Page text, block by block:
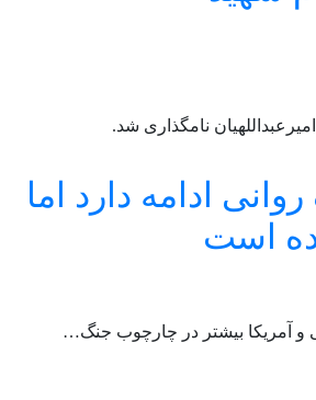
نامگذاری شد.
ادامه دارد اما
است
و آمریکا بیشتر در چارچوب جنگ…